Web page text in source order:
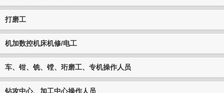
打磨工
机加数控机床机修/电工
车、钳、铣、镗、珩磨工、专机操作人员
钻攻中心、加工中心操作人员